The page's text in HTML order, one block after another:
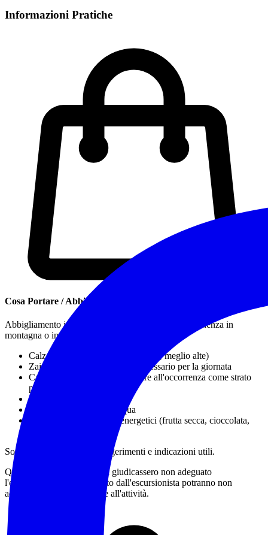
Informazioni Pratiche
Cosa Portare / Abbigliamento
Abbigliamento idoneo a una escursione e alla permanenza in
montagna o in natura, in particolare:
Calzature da trekking
(obbligatorie, meglio alte)
Zaino adatto al trasporto del necessario per la giornata
Capo impermeabile da indossare all'occorrenza come strato
più esterno protettivo
Bastoncini da trekking
Almeno 1 litro e 1/2 d'acqua
Pranzo al sacco e snack energetici (frutta secca, cioccolata,
Sono a disposizione per suggerimenti e indicazioni utili.
Qualora gli accompagnatori giudicassero non adeguato
l'equipaggiamento posseduto dall'escursionista potranno non
accettarne la partecipazione all'attività.